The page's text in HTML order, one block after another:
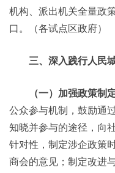
机构、派出机关全量政
口。（各试点区政府）
三、深入践行人民
（一）加强政策制定
公众参与机制，鼓励通
知晓并参与的途径，向
针对性，制定涉企政策
商会的意见；制定改进